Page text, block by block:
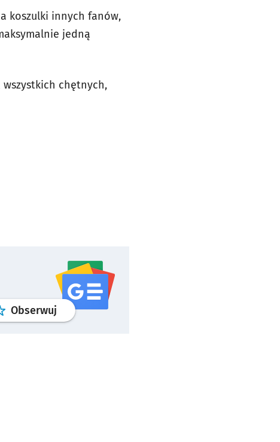
koszulki innych fanów,
jedną
chętnych,
Obserwuj profilgoogle news